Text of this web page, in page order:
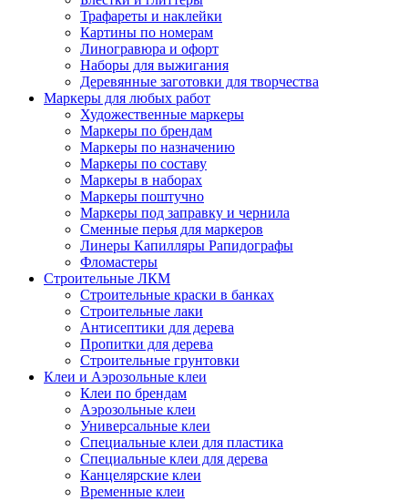
Трафареты и наклейки
Картины по номерам
Линогравюра и офорт
Наборы для выжигания
Деревянные заготовки для творчества
Маркеры для любых работ
Художественные маркеры
Маркеры по брендам
Маркеры по назначению
Маркеры по составу
Маркеры в наборах
Маркеры поштучно
Маркеры под заправку и чернила
Сменные перья для маркеров
Линеры Капилляры Рапидографы
Фломастеры
Строительные ЛКМ
Строительные краски в банках
Строительные лаки
Антисептики для дерева
Пропитки для дерева
Строительные грунтовки
Клеи и Аэрозольные клеи
Клеи по брендам
Аэрозольные клеи
Универсальные клеи
Специальные клеи для пластика
Специальные клеи для дерева
Канцелярские клеи
Временные клеи